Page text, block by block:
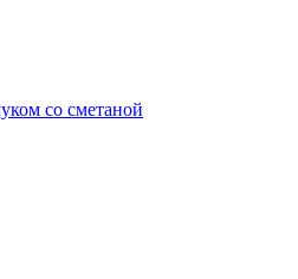
со сметаной